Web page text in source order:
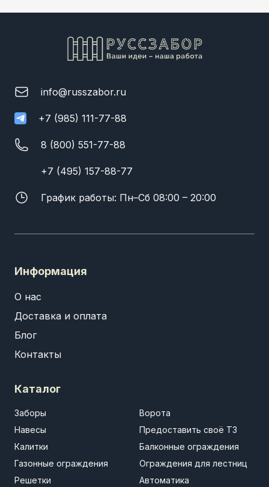
info@russzabor.ru
+7 (985) 111-77-88
8 (800) 551-77-88
+7 (495) 157-88-77
График работы: Пн–Сб 08:00 – 20:00
Информация
О нас
Доставка и оплата
Блог
Контакты
Каталог
Заборы
Ворота
Навесы
Предоставить своё ТЗ
Калитки
Балконные ограждения
Газонные ограждения
Ограждения для лестниц
Решетки
Автоматика